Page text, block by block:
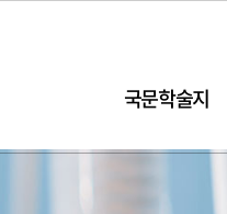
국문학술지